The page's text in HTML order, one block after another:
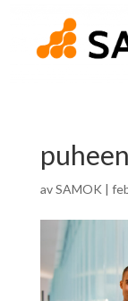
avSAMOK |